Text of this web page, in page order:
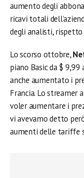
aumento degli
ricavi totali
degli analisti,
Lo scorso ottobre,
piano Basic da $ 9,99
anche aumentato i
Francia. Lo streamer
voler aumentare i
vi avevamo detto
aumenti delle tariffe